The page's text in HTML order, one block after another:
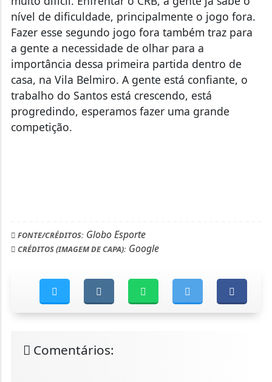
nível de dificuldade, principalmente o jogo fora.
Fazer esse segundo jogo fora também traz para
a gente a necessidade de olhar para a
importância dessa primeira partida dentro de
casa, na Vila Belmiro. A gente está confiante, o
trabalho do Santos está crescendo, está
progredindo, esperamos fazer uma grande
competição.
FONTE/CRÉDITOS:Globo Esporte
CRÉDITOS (IMAGEM DE CAPA):Google
Comentários: